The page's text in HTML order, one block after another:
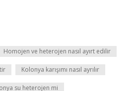
Homojen ve heterojen nasıl ayırt edilir
Kolonya karışımı nasıl ayrılır
su heterojen mi